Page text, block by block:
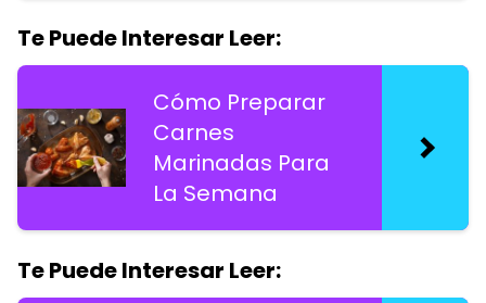
Te Puede Interesar Leer:
Cómo Preparar
Carnes
Marinadas Para
La Semana
Te Puede Interesar Leer: